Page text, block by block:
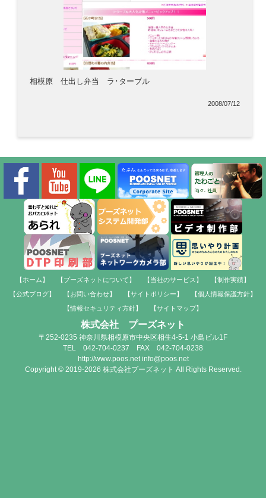
相模原 仕出し弁当 ラ･ターブル
2008/07/12
【ホーム】 【プーズネットについて】 【当社のサービス】
【制作実績】
【公式ブログ】
【お問い合わせ】 【サイトポリシー】
【個人情報保護方針】
【情報セキュリティ方針】
【サイトマップ】
株式会社 プーズネット
〒252-0235 神奈川県相模原市中央区相生4-5-1 小島ビル1F
TEL 042-704-0237 FAX 042-704-0238
http://www.poos.net info@poos.net
Copyright © 2019-2026 株式会社プーズネット All Rights Reserved.